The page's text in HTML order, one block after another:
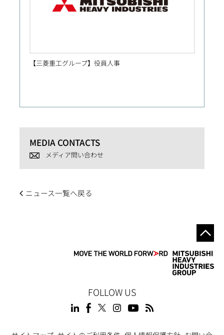
【三菱重工グループ】役員人事
MEDIA CONTACTS
メディア問い合わせ
ニュース一覧へ戻る
FOLLOW US